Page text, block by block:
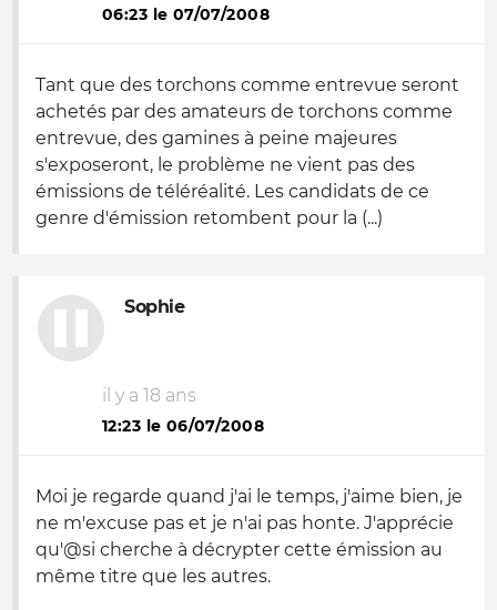
06:23 le 07/07/2008
Tant que des torchons comme entrevue seront
achetés par des amateurs de torchons comme
entrevue, des gamines à peine majeures
s'exposeront, le problème ne vient pas des
émissions de téléréalité. Les candidats de ce
genre d'émission retombent pour la (...)
Sophie
il y a 18 ans
12:23 le 06/07/2008
Moi je regarde quand j'ai le temps, j'aime bien, je
ne m'excuse pas et je n'ai pas honte. J'apprécie
qu'@si cherche à décrypter cette émission au
même titre que les autres.